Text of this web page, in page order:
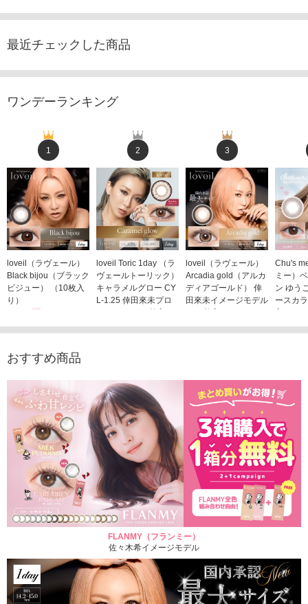
最近チェックした商品
ワンデーランキング
1
loveil（ラヴェール）
Black bijou（ブラック
ビジュー） （10枚入
り）
2
loveil Toric 1day （ラ
ヴェールトーリック）
キャラメルグロー CY
L-1.25 倖田來未プロ
デュース （10枚入
り）
3
loveil（ラヴェール）
Arcadia gold（アルカ
ディアゴールド） 倖
田來未イメージモデル
（10枚入り）
1,760円(税込)
Chu's
ミー）
ン ゆう
ースカ
入り）
1,705
おすすめ商品
FLANMY（フランミー）
佐々木希イメージモデル